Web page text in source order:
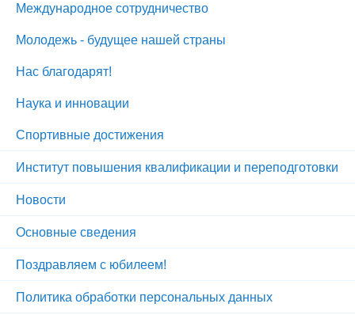
Международное сотрудничество
Молодежь - будущее нашей страны
Нас благодарят!
Наука и инновации
Спортивные достижения
Институт повышения квалификации и переподготовки
Новости
Основные сведения
Поздравляем с юбилеем!
Политика обработки персональных данных